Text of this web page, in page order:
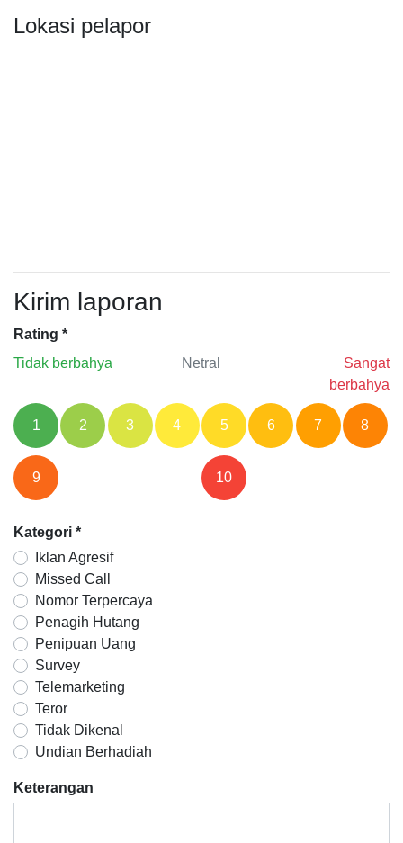
Lokasi pelapor
Kirim laporan
Rating *
Tidak berbahya
Netral
Sangat
berbahya
1 2 3 4 5 6 7 8
9 10
Kategori *
Iklan Agresif
Missed Call
Nomor Terpercaya
Penagih Hutang
Penipuan Uang
Survey
Telemarketing
Teror
Tidak Dikenal
Undian Berhadiah
Keterangan